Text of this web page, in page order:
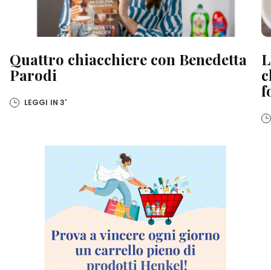
Quattro chiacchiere con Benedetta
Parodi
LEGGI IN 3'